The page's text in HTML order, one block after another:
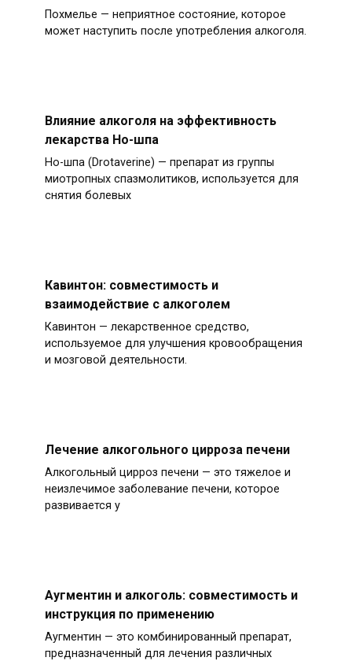
Похмелье — неприятное состояние, которое
может наступить после употребления алкоголя.
Влияние алкоголя на эффективность
лекарства Но-шпа
Но-шпа (Drotaverine) — препарат из группы
миотропных спазмолитиков, используется для
снятия болевых
Кавинтон: совместимость и
взаимодействие с алкоголем
Кавинтон — лекарственное средство,
используемое для улучшения кровообращения
и мозговой деятельности.
Лечение алкогольного цирроза печени
Алкогольный цирроз печени — это тяжелое и
неизлечимое заболевание печени, которое
развивается у
Аугментин и алкоголь: совместимость и
инструкция по применению
Аугментин — это комбинированный препарат,
предназначенный для лечения различных